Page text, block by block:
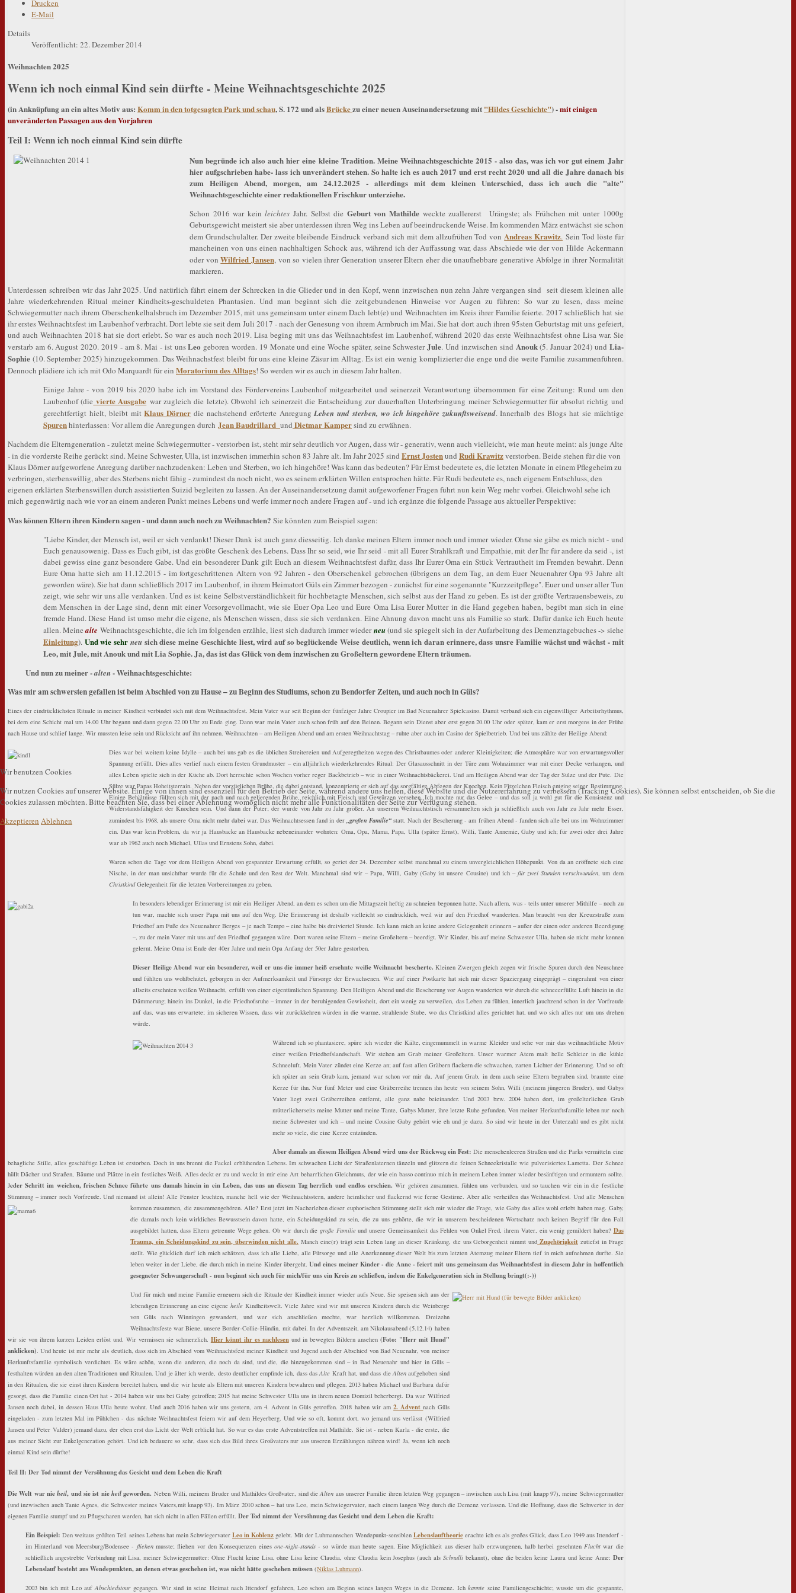
Drucken
E-Mail
Details
Veröffentlicht: 22. Dezember 2014
Weihnachten 2025
Wenn ich noch einmal Kind sein dürfte - Meine Weihnachtsgeschichte 2025
(in Anknüpfung an ein altes Motiv aus: Komm in den totgesagten Park und schau, S. 172 und alsBrückezu einer neuen Auseinandersetzung mit "Hildes Geschichte") -mit einigen
unveränderten Passagen aus den Vorjahren
Teil I: Wenn ich noch einmal Kind sein dürfte
Nun begründe ich also auch hier eine kleine Tradition. Meine Weihnachtsgeschichte 2015 - also das, was ich vor gut einem Jahr
hier aufgschrieben habe- lass ich unverändert stehen. So halte ich es auch 2017 und erst recht 2020 und all die Jahre danach bis
zum Heiligen Abend, morgen, am 24.12.2025 - allerdings mit dem kleinen Unterschied, dass ich auch die "alte"
Weihnachtsgeschichte einer redaktionellen Frischkur unterziehe.
Schon 2016 war keinleichtes Jahr. Selbst die Geburt von Mathilde weckte zuallererst Urängste; als Frühchen mit unter 1000g
Geburtsgewicht meistert sie aber unterdessen ihren Weg ins Leben auf beeindruckende Weise. Im kommenden März entwächst sie schon
dem Grundschulalter. Der zweite bleibende Eindruck verband sich mit dem allzufrühen Tod vonAndreas Krawitz. Sein Tod löste für
mancheinen von uns einen nachhaltigen Schock aus, während ich der Auffassung war, dass Abschiede wie der von Hilde Ackermann
oder vonWilfried Jansen, von so vielen ihrer Generation unserer Eltern eher die unaufhebbare generative Abfolge in ihrer Normalität
markieren.
Unterdessen schreiben wir das Jahr 2025. Und natürlich fährt einem der Schrecken in die Glieder und in den Kopf, wenn inzwischen nun zehn Jahre vergangen sind seit diesem kleinen alle
Jahre wiederkehrenden Ritual meiner Kindheits-geschuldeten Phantasien. Und man beginnt sich die zeitgebundenen Hinweise vor Augen zu führen: So war zu lesen, dass meine
Schwiegermutter nach ihrem Oberschenkelhalsbruch im Dezember 2015, mit uns gemeinsam unter einem Dach lebt(e) und Weihnachten im Kreis ihrer Familie feierte. 2017 schließlich hat sie
ihr erstes Weihnachtsfest im Laubenhof verbracht. Dort lebte sie seit dem Juli 2017 - nach der Genesung von ihrem Armbruch im Mai. Sie hat dort auch ihren 95sten Geburtstag mit uns gefeiert,
und auch Weihnachten 2018 hat sie dort erlebt. So war es auch noch 2019. Lisa beging mit uns das Weihnachtsfest im Laubenhof, während 2020 das erste Weihnachtsfest ohne Lisa war. Sie
verstarb am 6. August 2020. 2019 - am 8. Mai - ist unsLeo geboren worden. 19 Monate und eine Woche später, seine SchwesterJule. Und inzwischen sind Anouk(5. Januar 2024) und Lia-
Sophie (10. September 2025) hinzugekommen. Das Weihnachstfest bleibt für uns eine kleine Zäsur im Alltag. Es ist ein wenig komplizierter die enge und die weite Familie zusammenführen.
Dennoch plädiere ich ich mit Odo Marquardt für ein Moratorium des Alltags! So werden wir es auch in diesem Jahr halten.
Einige Jahre - von 2019 bis 2020 habe ich im Vorstand des Fördervereins Laubenhof mitgearbeitet und seinerzeit Verantwortung übernommen für eine Zeitung: Rund um den
Laubenhof (die vierte Ausgabe war zugleich die letzte). Obwohl ich seinerzeit die Entscheidung zur dauerhaften Unterbringung meiner Schwiegermutter für absolut richtig und
gerechtfertigt hielt, bleibt mitKlaus Dörner die nachstehend erörterte AnregungLeben und sterben, wo ich hingehöre zukunftsweisend. Innerhalb des Blogs hat sie mächtige
Spurenhinterlassen: Vor allem die Anregungen durch Jean Baudrillard und Dietmar Kampersind zu erwähnen.
Nachdem die Elterngeneration - zuletzt meine Schwiegermutter - verstorben ist, steht mir sehr deutlich vor Augen, dass wir - generativ, wenn auch vielleicht, wie man heute meint: als junge Alte
- in die vorderste Reihe gerückt sind. Meine Schwester, Ulla, ist inzwischen immerhin schon 83 Jahre alt. Im Jahr 2025 sind Ernst Jostenund Rudi Krawitzverstorben. Beide stehen für die von
Klaus Dörner aufgeworfene Anregung darüber nachzudenken: Leben und Sterben, wo ich hingehöre! Was kann das bedeuten? Für Ernst bedeutete es, die letzten Monate in einem Pflegeheim zu
verbringen, sterbenswillig, aber des Sterbens nicht fähig - zumindest da noch nicht, wo es seinem erklärten Willen entsprochen hätte. Für Rudi bedeutete es, nach eigenem Entschluss, den
eigenen erklärten Sterbenswillen durch assistierten Suizid begleiten zu lassen. An der Auseinandersetzung damit aufgeworfener Fragen führt nun kein Weg mehr vorbei. Gleichwohl sehe ich
mich gegenwärtig nach wie vor an einem anderen Punkt meines Lebens und werfe immer noch andere Fragen auf - und ich ergänze die folgende Passage aus aktueller Perspektive:
Was können Eltern ihren Kindern sagen - und dann auch noch zu Weihnachten? Sie könnten zum Beispiel sagen:
"Liebe Kinder, der Mensch ist, weil er sich verdankt! Dieser Dank ist auch ganz diesseitig. Ich danke meinen Eltern immer noch und immer wieder. Ohne sie gäbe es mich nicht - und
Euch genausowenig. Dass es Euch gibt, ist das größte Geschenk des Lebens. Dass Ihr so seid, wie Ihr seid - mit all Eurer Strahlkraft und Empathie, mit der Ihr für andere da seid -, ist
dabei gewiss eine ganz besondere Gabe. Und ein besonderer Dank gilt Euch an diesem Weihnachtsfest dafür, dass Ihr Eurer Oma ein Stück Vertrautheit im Fremden bewahrt. Denn
Eure Oma hatte sich am 11.12.2015 - im fortgeschrittenen Altern von 92 Jahren - den Oberschenkel gebrochen (übrigens an dem Tag, an dem Euer Neuenahrer Opa 93 Jahre alt
geworden wäre). Sie hat dann schließlich 2017 im Laubenhof, in ihrem Heimatort Güls ein Zimmer bezogen - zunächst für eine sogenannte "Kurzzeitpflege". Euer und unser aller Tun
zeigt, wie sehr wir uns alle verdanken. Und es ist keine Selbstverständlichkeit für hochbetagte Menschen, sich selbst aus der Hand zu geben. Es ist der größte Vertrauensbeweis, zu
dem Menschen in der Lage sind, denn mit einer Vorsorgevollmacht, wie sie Euer Opa Leo und Eure Oma Lisa Eurer Mutter in die Hand gegeben haben, begibt man sich in eine
fremde Hand. Diese Hand ist umso mehr die eigene, als Menschen wissen, dass sie sich verdanken. Eine Ahnung davon macht uns als Familie so stark. Dafür danke ich Euch heute
allen. Meinealte Weihnachtsgeschichte, die ich im folgenden erzähle, liest sich dadurch immer wiederneu(und sie spiegelt sich in der Aufarbeitung des Demenztagebuches -> siehe
Einleitung). Und wie sehr neusich diese meine Geschichte liest, wird auf so beglückende Weise deutlich, wenn ich daran erinnere, dass unsre Familie wächst und wächst - mit
Leo, mit Jule, mit Anouk und mit Lia Sophie. Ja, das ist das Glück von dem inzwischen zu Großeltern gewordene Eltern träumen.
Und nun zu meiner -alten- Weihnachtsgeschichte:
Was mir am schwersten gefallen ist beim Abschied von zu Hause – zu Beginn des Studiums, schon zu Bendorfer Zeiten, und auch noch in Güls?
Eines der eindrücklichsten Rituale in meiner Kindheit verbindet sich mit dem Weihnachtsfest. Mein Vater war seit Beginn der fünfziger Jahre Croupier im Bad Neuenahrer Spielcasino. Damit verband sich ein eigenwilliger Arbeitsrhythmus,
bei dem eine Schicht mal um 14.00 Uhr begann und dann gegen 22.00 Uhr zu Ende ging. Dann war mein Vater auch schon früh auf den Beinen. Begann sein Dienst aber erst gegen 20.00 Uhr oder später, kam er erst morgens in der Frühe
nach Hause und schlief lange. Wir mussten leise sein und Rücksicht auf ihn nehmen. Weihnachten – am Heiligen Abend und am ersten Weihnachtstag – ruhte aber auch im Casino der Spielbetrieb. Und bei uns zählte der Heilige Abend:
Dies war bei weitem keine Idylle – auch bei uns gab es die üblichen Streitereien und Aufgeregtheiten wegen des Christbaumes oder anderer Kleinigkeiten; die Atmosphäre war von erwartungsvoller
Spannung erfüllt. Dies alles verlief nach einem festen Grundmuster – ein alljährlich wiederkehrendes Ritual: Der Glasausschnitt in der Türe zum Wohnzimmer war mit einer Decke verhangen, und
alles Leben spielte sich in der Küche ab. Dort herrschte schon Wochen vorher reger Backbetrieb – wie in einer Weihnachtsbäckerei. Und am Heiligen Abend war der Tag der Sülze und der Pute. Die
Sülze war Papas Hoheitsterrain. Neben der vorzüglichen Brühe, die dabei entstand, konzentrierte er sich auf das sorgfältige Abfegen der Knochen. Kein Fitzelchen Fleisch entging seiner Bestimmung.
Einige Behältnisse füllten sich mit der nach und nach gelierenden Brühe, reichlich mit Fleisch und Gewürzen versehen. Ich mochte nur das Gelee – und das soll ja wohl gut für die Konsistenz und
Widerstandsfähigkeit der Knochen sein. Und dann der Puter; der wurde von Jahr zu Jahr größer. An unserem Weihnachtstisch versammelten sich ja schließlich auch von Jahr zu Jahr mehr Esser,
zumindest bis 1968, als unsere Oma nicht mehr dabei war. Das Weihnachtsessen fand in der „großen Familie“statt. Nach der Bescherung - am frühen Abend - fanden sich alle bei uns im Wohnzimmer
ein. Das war kein Problem, da wir ja Hausbacke an Hausbacke nebeneinander wohnten: Oma, Opa, Mama, Papa, Ulla (später Ernst), Willi, Tante Annemie, Gaby und ich; für zwei oder drei Jahre
war ab 1962 auch noch Michael, Ullas und Ernstens Sohn, dabei.
Waren schon die Tage vor dem Heiligen Abend von gespannter Erwartung erfüllt, so geriet der 24. Dezember selbst manchmal zu einem unvergleichlichen Höhepunkt. Von da an eröffnete sich eine
Nische, in der man unsichtbar wurde für die Schule und den Rest der Welt. Manchmal sind wir – Papa, Willi, Gaby (Gaby ist unsere Cousine) und ich – für zwei Stunden verschwunden, um dem
ChristkindGelegenheit für die letzten Vorbereitungen zu geben.
In besonders lebendiger Erinnerung ist mir ein Heiliger Abend, an dem es schon um die Mittagszeit heftig zu schneien begonnen hatte. Nach allem, was - teils unter unserer Mithilfe – noch zu
tun war, machte sich unser Papa mit uns auf den Weg. Die Erinnerung ist deshalb vielleicht so eindrücklich, weil wir auf den Friedhof wanderten. Man braucht von der Kreuzstraße zum
Friedhof am Fuße des Neuenahrer Berges – je nach Tempo – eine halbe bis dreiviertel Stunde. Ich kann mich an keine andere Gelegenheit erinnern – außer der einen oder anderen Beerdigung
–, zu der mein Vater mit uns auf den Friedhof gegangen wäre. Dort waren seine Eltern – meine Großeltern – beerdigt. Wir Kinder, bis auf meine Schwester Ulla, haben sie nicht mehr kennen
gelernt. Meine Oma ist Ende der 40er Jahre und mein Opa Anfang der 50er Jahre gestorben.
Dieser Heilige Abend war ein besonderer, weil er uns die immer heiß ersehnte weiße Weihnacht bescherte. Kleinen Zwergen gleich zogen wir frische Spuren durch den Neuschnee
und fühlten uns wohlbehütet, geborgen in der Aufmerksamkeit und Fürsorge der Erwachsenen. Wie auf einer Postkarte hat sich mir dieser Spaziergang eingeprägt – eingerahmt von einer
allseits ersehnten weißen Weihnacht, erfüllt von einer eigentümlichen Spannung. Den Heiligen Abend und die Bescherung vor Augen wanderten wir durch die schneeerfüllte Luft hinein in die
Dämmerung; hinein ins Dunkel, in die Friedhofsruhe – immer in der beruhigenden Gewissheit, dort ein wenig zu verweilen, das Leben zu fühlen, innerlich jauchzend schon in der Vorfreude
auf das, was uns erwartete; im sicheren Wissen, dass wir zurückkehren würden in die warme, strahlende Stube, wo das Christkind alles gerichtet hat, und wo sich alles nur um uns drehen
würde.
Während ich so phantasiere, spüre ich wieder die Kälte, eingemummelt in warme Kleider und sehe vor mir das weihnachtliche Motiv
einer weißen Friedhofslandschaft. Wir stehen am Grab meiner Großeltern. Unser warmer Atem malt helle Schleier in die kühle
Schneeluft. Mein Vater zündet eine Kerze an; auf fast allen Gräbern flackern die schwachen, zarten Lichter der Erinnerung. Und so oft
ich später an sein Grab kam, jemand war schon vor mir da. Auf jenem Grab, in dem auch seine Eltern begraben sind, brannte eine
Kerze für ihn. Nur fünf Meter und eine Gräberreihe trennen ihn heute von seinem Sohn, Willi (meinem jüngeren Bruder), und Gabys
Vater liegt zwei Gräberreihen entfernt, alle ganz nahe beieinander. Und 2003 bzw. 2004 haben dort, im großelterlichen Grab
mütterlicherseits meine Mutter und meine Tante, Gabys Mutter, ihre letzte Ruhe gefunden. Von meiner Herkunftsfamilie leben nur noch
meine Schwester und ich – und meine Cousine Gaby gehört wie eh und je dazu. So sind wir heute in der Unterzahl und es gibt nicht
mehr so viele, die eine Kerze entzünden.
Aber damals an diesem Heiligen Abend wird uns der Rückweg ein Fest: Die menschenleeren Straßen und die Parks vermitteln eine
behagliche Stille, alles geschäftige Leben ist erstorben. Doch in uns brennt die Fackel erblühenden Lebens. Im schwachen Licht der Straßenlaternen tänzeln und glitzern die feinen Schneekristalle wie pulverisiertes Lametta. Der Schnee
hüllt Dächer und Straßen, Bäume und Plätze in ein festliches Weiß. Alles deckt er zu und weckt in mir eine Art beharrlichen Gleichmuts, der wie ein basso continuo mich in meinem Leben immer wieder besänftigen und ermuntern sollte.
Jeder Schritt im weichen, frischen Schnee führte uns damals hinein in ein Leben, das uns an diesem Tag herrlich und endlos erschien. Wir gehören zusammen, fühlen uns verbunden, und so tauchen wir ein in die festliche
Stimmung – immer noch Vorfreude. Und niemand ist allein! Alle Fenster leuchten, manche hell wie der Weihnachtsstern, andere heimlicher und flackernd wie ferne Gestirne. Aber alle verheißen das Weihnachtsfest. Und alle Menschen
kommen zusammen, die zusammengehören. Alle? Erst jetzt im Nacherleben dieser euphorischen Stimmung stellt sich mir wieder die Frage, wie Gaby das alles wohl erlebt haben mag. Gaby,
die damals noch kein wirkliches Bewusstsein davon hatte, ein Scheidungskind zu sein, die zu uns gehörte, die wir in unserem bescheidenen Wortschatz noch keinen Begriff für den Fall
ausgebildet hatten, dass Eltern getrennte Wege gehen. Ob wir durch die große Familieund unsere Gemeinsamkeit das Fehlen von Onkel Fred, ihrem Vater, ein wenig gemildert haben? Das
Trauma, ein Scheidungskind zu sein, überwinden nicht alle. Manch eine(r) trägt sein Leben lang an dieser Kränkung, die uns Geborgenheit nimmt und Zugehörigkeit zutiefst in Frage
stellt. Wie glücklich darf ich mich schätzen, dass ich alle Liebe, alle Fürsorge und alle Anerkennung dieser Welt bis zum letzten Atemzug meiner Eltern tief in mich aufnehmen durfte. Sie
leben weiter in der Liebe, die durch mich in meine Kinder übergeht.Und eines meiner Kinder - die Anne - feiert mit uns gemeinsam das Weihnachtsfest in diesem Jahr in hoffentlich
gesegneter Schwangerschaft - nun beginnt sich auch für mich/für uns ein Kreis zu schließen, indem die Enkelgeneration sich in Stellung bringt(:-))
Und für mich und meine Familie erneuern sich die Rituale der Kindheit immer wieder aufs Neue. Sie speisen sich aus der
lebendigen Erinnerung an eine eigene heileKindheitswelt. Viele Jahre sind wir mit unseren Kindern durch die Weinberge
von Güls nach Winningen gewandert, und wer sich anschließen mochte, war herzlich willkommen. Dreizehn
Weihnachtsfeste war Biene, unsere Border-Collie-Hündin, mit dabei. In der Adventszeit, am Nikolausabend (5.12.14) haben
wir sie von ihrem kurzen Leiden erlöst und. Wir vermissen sie schmerzlich. Hier könnt ihr es nachlesenund in bewegten Bildern ansehen (Foto: "Herr mit Hund"
anklicken). Und heute ist mir mehr als deutlich, dass sich im Abschied vom Weihnachtsfest meiner Kindheit und Jugend auch der Abschied von Bad Neuenahr, von meiner
Herkunftsfamilie symbolisch verdichtet. Es wäre schön, wenn die anderen, die noch da sind, und die, die hinzugekommen sind – in Bad Neuenahr und hier in Güls –
festhalten würden an den alten Traditionen und Ritualen. Und je älter ich werde, desto deutlicher empfinde ich, dass dasAlte Kraft hat, und dass dieAltenaufgehoben sind
in den Ritualen, die sie einst ihren Kindern bereitet haben, und die wir heute als Eltern mit unseren Kindern bewahren und pflegen. 2013 haben Michael und Barbara dafür
gesorgt, dass die Familie einen Ort hat - 2014 haben wir uns bei Gaby getroffen; 2015 hat meine Schwester Ulla uns in ihrem neuen Domizil beherbergt. Da war Wilfried
Jansen noch dabei, in dessen Haus Ulla heute wohnt. Und auch 2016 haben wir uns gestern, am 4. Advent in Güls getroffen. 2018 haben wir am 2. Adventnach Güls
eingeladen - zum letzten Mal im Pühlchen - das nächste Weihnachtsfest feiern wir auf dem Heyerberg. Und wie so oft, kommt dort, wo jemand uns verlässt (Wilfried
Jansen und Peter Valder) jemand dazu, der eben erst das Licht der Welt erblickt hat. So war es das erste Adventstreffen mit Mathilde. Sie ist - neben Karla - die erste, die
aus meiner Sicht zur Enkelgeneration gehört. Und ich bedauere so sehr, dass sich das Bild ihres Großvaters nur aus unseren Erzählungen nähren wird! Ja, wenn ich noch
einmal Kind sein dürfte!
Teil II: Der Tod nimmt der Versöhnung das Gesicht und dem Leben die Kraft
Die Welt war nieheil, und sie ist nie heilgeworden. Neben Willi, meinem Bruder und Mathildes Großvater, sind dieAlten aus unserer Familie ihren letzten Weg gegangen – inwischen auch Lisa (mit knapp 97), meine Schwiegermutter
(und inzwischen auch Tante Agnes, die Schwester meines Vaters,mit knapp 93). Im März 2010 schon – hat uns Leo, mein Schwiegervater, nach einem langen Weg durch die Demenz verlassen. Und die Hoffnung, dass die Schwerter in der
eigenen Familie stumpf und zu Pflugscharen werden, hat sich nicht in allen Fällen erfüllt. Der Tod nimmt der Versöhnung das Gesicht und dem Leben die Kraft:
Ein Beispiel: Den weitaus größten Teil seines Lebens hat mein Schwiegervater Leo in Koblenz gelebt. Mit der Luhmannschen Wendepunkt-sensiblen Lebenslauftheorieerachte ich es als großes Glück, dass Leo 1949 aus Ittendorf -
im Hinterland von Meersburg/Bodensee - fliehenmusste; fliehen vor den Konsequenzen eines one-night-stands- so würde man heute sagen. Eine Möglichkeit aus dieser halb erzwungenen, halb herbei gesehnten Fluchtwar die
schließlich angestrebte Verbindung mit Lisa, meiner Schwiegermutter: Ohne Flucht keine Lisa, ohne Lisa keine Claudia, ohne Claudia kein Josephus (auch als Schnullibekannt), ohne die beiden keine Laura und keine Anne: Der
Lebenslauf besteht aus Wendepunkten, an denen etwas geschehen ist, was nicht hätte geschehen müssen (Niklas Luhmann).
2003 bin ich mit Leo aufAbschiedstourgegangen. Wir sind in seine Heimat nach Ittendorf gefahren, Leo schon am Beginn seines langen Weges in die Demenz. Ichkannte seine Familiengeschichte; wusste um die gespannte,
Wir benutzen Cookies
Wir nutzen Cookies auf unserer Website. Einige von ihnen sind essenziell für den Betrieb der Seite, während andere uns helfen, diese Website und die Nutzererfahrung zu verbessern (Tracking Cookies). Sie können selbst entscheiden, ob Sie die
Cookies zulassen möchten. Bitte beachten Sie, dass bei einer Ablehnung womöglich nicht mehr alle Funktionalitäten der Seite zur Verfügung stehen.
Akzeptieren Ablehnen